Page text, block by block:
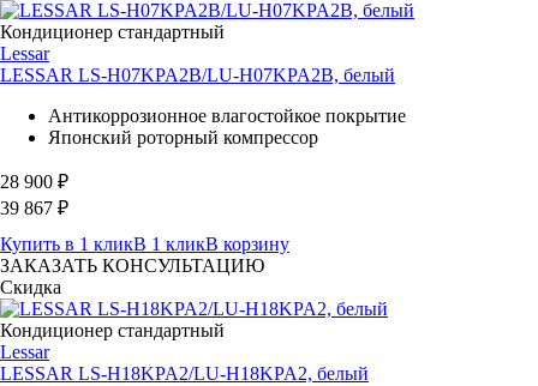
Кондиционер стандартный
Lessar
LESSAR LS-H07KPA2B/LU-H07KPA2B, белый
Антикоррозионное влагостойкое покрытие
Японский роторный компрессор
28 900 ₽
39 867 ₽
Купить в 1 кликВ 1 кликВ корзину
ЗАКАЗАТЬ КОНСУЛЬТАЦИЮ
Скидка
Кондиционер стандартный
Lessar
LESSAR LS-H18KPA2/LU-H18KPA2, белый